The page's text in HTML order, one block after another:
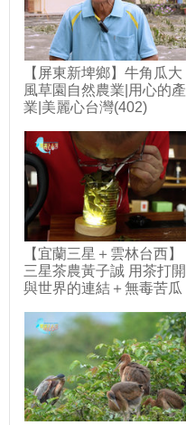
【屏東新埤鄉】牛角瓜大
風草園自然農業|用心的產
業|美麗心台灣(402)
【宜蘭三星＋雲林台西】
三星茶農黃子誠 用茶打開
與世界的連結＋無毒苦瓜
量增三倍|用心的產業|美
麗心台灣(427)